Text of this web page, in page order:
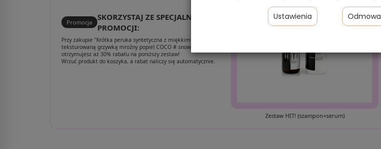
Promocja
SKORZYSTAJ ZE SPECJALNEJ
PROMOCJI:
Przy zakupie "Krótka peruka syntetyczna z miękkim cieniowaniem i
teksturowaną grzywką mroźny popiel COCO # snow/mix"
otrzymujesz aż 30% rabatu na poniższy zestaw!
Wrzuć produkt do koszyka, a rabat naliczy się automatycznie.
Zestaw HIT! (szampon+serum)
Ustawienia Odmowa